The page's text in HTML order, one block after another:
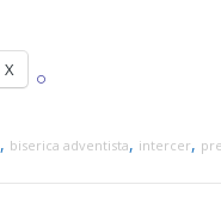
X
, biserica adventista, intercer,